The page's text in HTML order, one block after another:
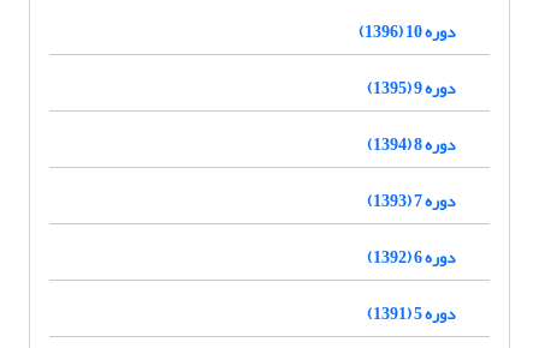
دوره 10 (1396)
دوره 9 (1395)
دوره 8 (1394)
دوره 7 (1393)
دوره 6 (1392)
دوره 5 (1391)